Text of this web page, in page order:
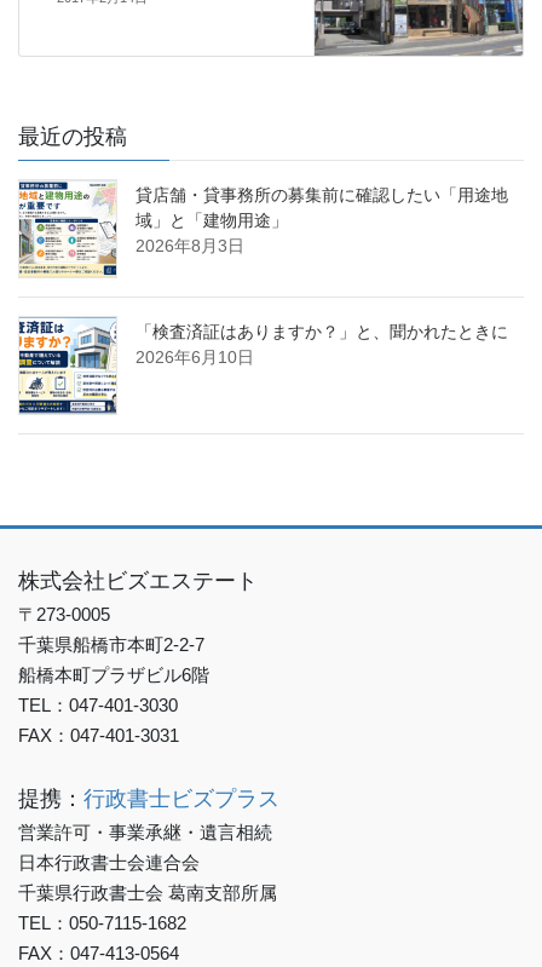
最近の投稿
貸店舗・貸事務所の募集前に確認したい「用途地
域」と「建物用途」
2026年8月3日
「検査済証はありますか？」と、聞かれたときに
2026年6月10日
株式会社ビズエステート
〒273-0005
千葉県船橋市本町2-2-7
船橋本町プラザビル6階
TEL：047-401-3030
FAX：047-401-3031
提携： 行政書士ビズプラス
営業許可・事業承継・遺言相続
日本行政書士会連合会
千葉県行政書士会 葛南支部所属
TEL：050-7115-1682
FAX：047-413-0564